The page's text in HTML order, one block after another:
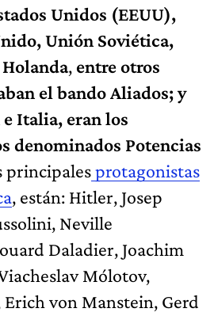
Unidos (EEUU),
Unión Soviética,
, entre otros
el bando Aliados; y
Italia, eran los
denominados Potencias
principalesprotagonistas
, están: Hitler, Josep
Neville
Daladier, Joachim
Mólotov,
Erich von Manstein, Gerd